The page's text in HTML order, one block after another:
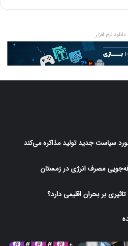
دانلود نرم افزار
سیاست جدید تولید مذاکره می‌کند
مصرف انرژی در زمستان
بر بحران اقلیمی دارد؟